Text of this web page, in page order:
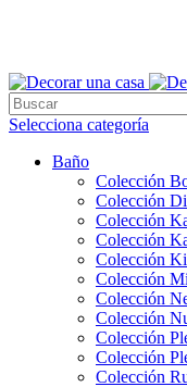
Selecciona categoría
Baño
Colección
Colección
Colección
Colección
Colección
Colección
Colección
Colección
Colección
Colección
Colección